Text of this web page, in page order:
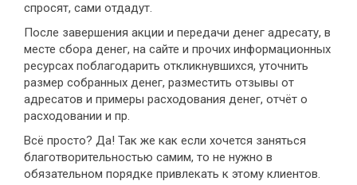
спросят, сами отдадут.
После завершения акции и передачи денег адресату, в
месте сбора денег, на сайте и прочих информационных
ресурсах поблагодарить откликнувшихся, уточнить
размер собранных денег, разместить отзывы от
адресатов и примеры расходования денег, отчёт о
расходовании и пр.
Всё просто? Да! Так же как если хочется заняться
благотворительностью самим, то не нужно в
обязательном порядке привлекать к этому клиентов.